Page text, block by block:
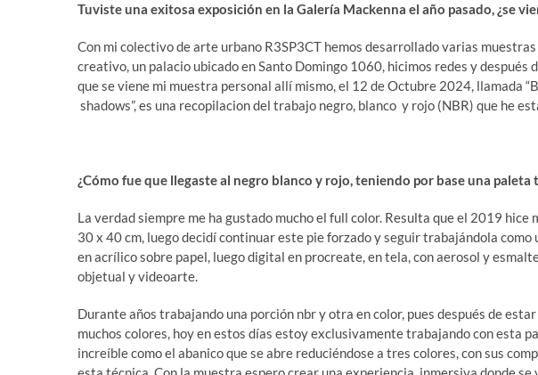
Tuviste una exitosa exposición en la Galería Mackenna el año pasado, ¿se
Con mi colectivo de arte urbano R3SP3CT hemos desarrollado varias
creativo, un palacio ubicado en Santo Domingo 1060, hicimos redes y después
que se viene mi muestra personal allí mismo, el 12 de Octubre 2024, llamada
shadows”, es una recopilacion del trabajo negro, blanco y rojo (NBR) que he
¿Cómo fue que llegaste al negro blanco y rojo, teniendo por base una paleta
La verdad siempre me ha gustado mucho el full color. Resulta que el 2019
30 x 40 cm, luego decidí continuar este pie forzado y seguir trabajándola
en acrílico sobre papel, luego digital en procreate, en tela, con aerosol y
objetual y videoarte.
Durante años trabajando una porción nbr y otra en color, pues después de
muchos colores, hoy en estos días estoy exclusivamente trabajando con esta
increíble como el abanico que se abre reduciéndose a tres colores, con sus